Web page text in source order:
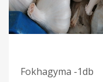
Fokhagyma -1db